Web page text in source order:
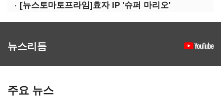
[뉴스토마토프라임]효자 IP '슈퍼 마리오'
뉴스리듬
주요 뉴스